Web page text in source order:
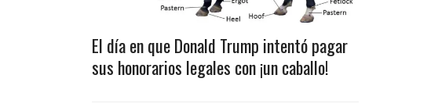
El día en que Donald Trump intentó pagar
sus honorarios legales con ¡un caballo!